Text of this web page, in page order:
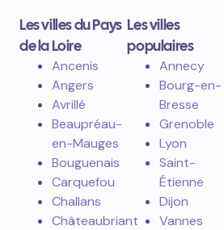
Les villes du Pays
de la Loire
Ancenis
Angers
Avrillé
Beaupréau-
en-Mauges
Bouguenais
Carquefou
Challans
Châteaubriant
Les villes
populaires
Annecy
Bourg-en-
Bresse
Grenoble
Lyon
Saint-
Étienne
Dijon
Vannes